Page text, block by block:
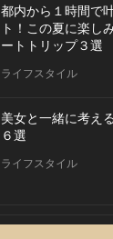
都内から１時間で
ト！この夏に楽し
ートトリップ３選
ライフスタイル
美女と一緒に考え
６選
ライフスタイル